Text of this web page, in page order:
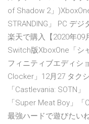
of Shadow 2」
STRANDING」 PC デ
楽天で購入【2020年09
Switch版XboxOne「シ
フィニティブエディシ
Clocker」12月27 タク
「Castlevania: SOTN
「Super Meat Boy」
最強ハードで遊びたい